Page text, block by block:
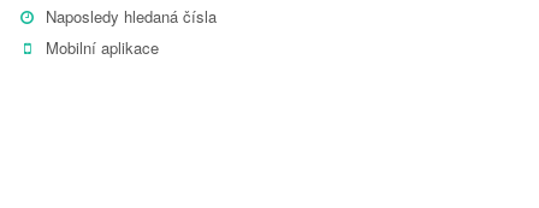
Naposledy hledaná čísla
Mobilní aplikace